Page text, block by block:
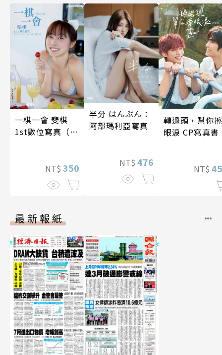
一棋一會 斐棋
1st數位寫真（含
NT$ 350
半分 はんぶん：
阿部瑪利亞寫真
NT$ 476
轉過頭，幫你擦
眼淚 CP寫真書
NT$
最新報紙